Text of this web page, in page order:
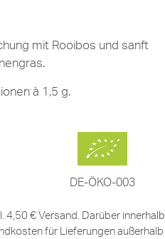
mit Rooibos und sanft
à 1,5 g.
DE-ÖKO-003
4,50 € Versand. Darüber innerhalb
für Lieferungen außerhalb